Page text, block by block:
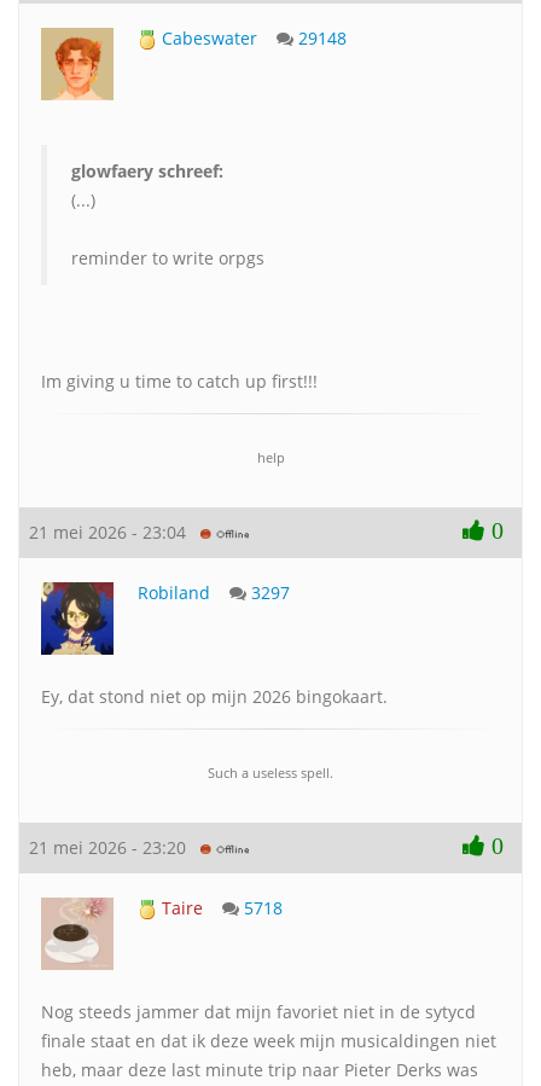
Cabeswater 29148
glowfaery schreef:
(...)
reminder to write orpgs
Im giving u time to catch up first!!!
help
21 mei 2026 - 23:04 0
Robiland 3297
Ey, dat stond niet op mijn 2026 bingokaart.
Such a useless spell.
21 mei 2026 - 23:20 0
Taire 5718
Nog steeds jammer dat mijn favoriet niet in de sytycd
finale staat en dat ik deze week mijn musicaldingen niet
heb, maar deze last minute trip naar Pieter Derks was